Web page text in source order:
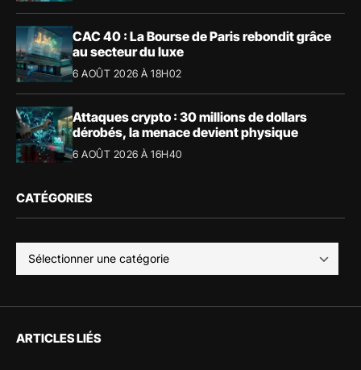
CAC 40 : La Bourse de Paris rebondit grâce
au secteur du luxe
6 AOÛT 2026 À 18H02
Attaques crypto : 30 millions de dollars
dérobés, la menace devient physique
6 AOÛT 2026 À 16H40
CATÉGORIES
ARTICLES LIÉS